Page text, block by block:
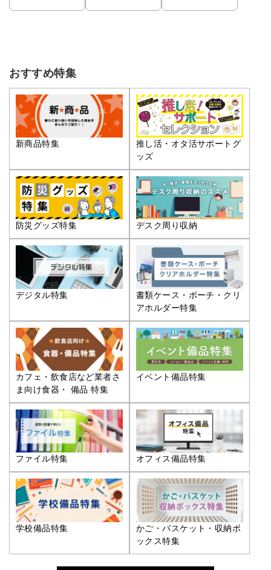
おすすめ特集
新商品特集
推し活・オタ活サポートグ
ッズ
防災グッズ特集 デスク周り収納
デジタル特集
書類ケース・ポーチ・クリ
アホルダー特集
カフェ・飲食店など業者さ
ま向け食器・ 備品 特集
イベント備品特集
ファイル特集 オフィス備品特集
学校備品特集
かご・バスケット・収納ボ
ックス特集